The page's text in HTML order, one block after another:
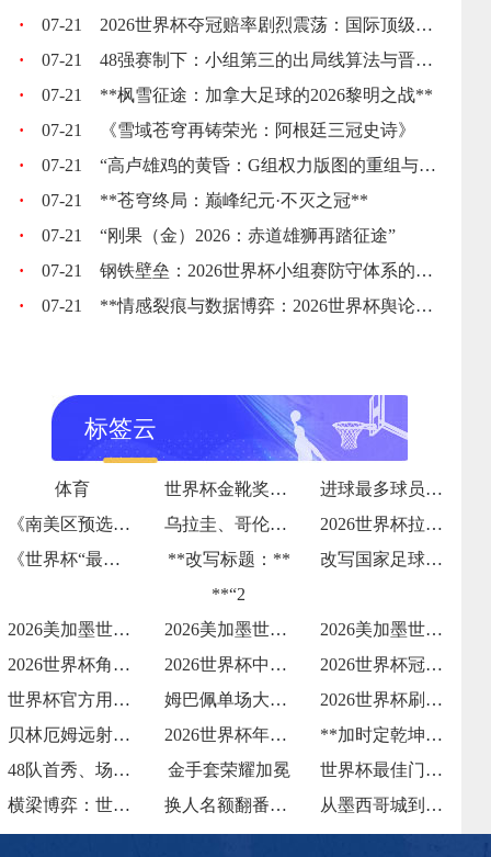
·
07-21
2026世界杯夺冠赔率剧烈震荡：国际顶级机构最新榜单出炉
·
07-21
48强赛制下：小组第三的出局线算法与晋级门槛推演
·
07-21
**枫雪征途：加拿大足球的2026黎明之战**
·
07-21
《雪域苍穹再铸荣光：阿根廷三冠史诗》
·
07-21
“高卢雄鸡的黄昏：G组权力版图的重组与裂变”
·
07-21
**苍穹终局：巅峰纪元·不灭之冠**
·
07-21
“刚果（金）2026：赤道雄狮再踏征途”
·
07-21
钢铁壁垒：2026世界杯小组赛防守体系的极致博弈
·
07-21 **情感裂痕与数据博弈：2026世界杯舆论风暴的多维解构**
标签云
体育 世界杯金靴奖归属
进球最多球员诞生
《南美区预选赛：阿根廷、巴西提前出线
乌拉圭、哥伦比亚争夺剩余名额》
2026世界杯拉什福德救赎：曼联前锋的国
《世界杯“最感人瞬间”盘点！球迷泪洒赛场
**改写标题：**
**“2
改写国家足球荣光”**
2026美加墨世界杯北美观赛签证攻略 2026美加墨世界杯场馆纪念品购物
2026美加墨世界杯现场WiFi使用
2026世界杯角球前点蹭射破门
2026世界杯中锋背身做球助攻队友
2026世界杯冠军球队全程仅丢一球
世界杯官方用球"三重浪"生产揭秘：北美三
姆巴佩单场大四喜
2026世界杯刷新个人进球纪录
贝林厄姆远射建功
2026世界杯年轻球员的力量
**加时定乾坤：2026世界杯决赛的终极
48队首秀、场次激增：2026世界杯参赛
金手套荣耀加冕
世界杯最佳门将实至名归
横梁博弈：世界杯“运气值”成数据公司新资
换人名额翻番至6人！教练战术手册被迫增厚 从墨西哥城到纽约的5小时航程：北美世界杯